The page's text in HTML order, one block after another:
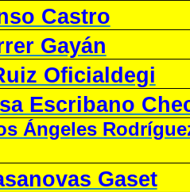
Castro
Gayán
Oficialdegi
Escribano
Ángeles
Gaset